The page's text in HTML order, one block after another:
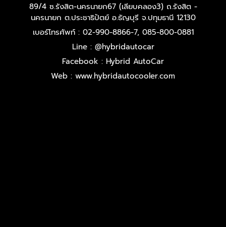
89/4 ซ.รังสิต-นครนายก67 (เลียบคลอง3) ถ.รังสิต -
นครนายก ต.ประชาธิปัตย์ อ.ธัญบุรี จ.ปทุมธานี 12130
เบอร์โทรศัพท์ : 02-990-8866-7, 085-800-0881
Line : @hybridautocar
Facebook : Hybrid AutoCar
Web : www.hybridautocooler.com